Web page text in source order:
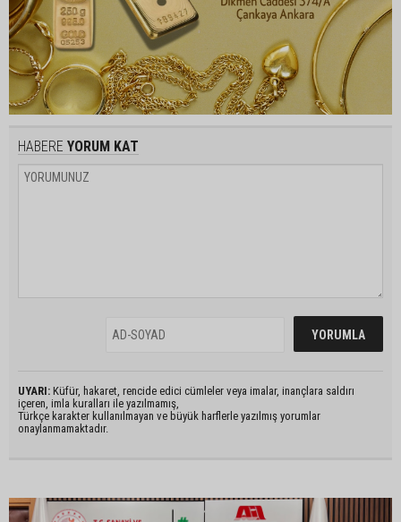
HABERE YORUM KAT
UYARI: Küfür, hakaret, rencide edici cümleler veya imalar, inançlara saldırı
içeren, imla kuralları ile yazılmamış,
Türkçe karakter kullanılmayan ve büyük harflerle yazılmış yorumlar
onaylanmamaktadır.